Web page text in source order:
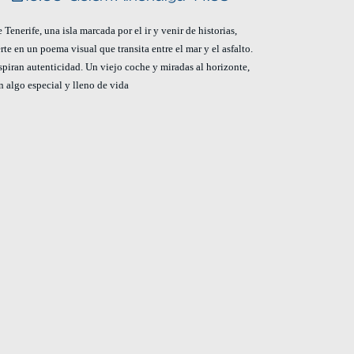
una isla marcada por el ir y venir de historias,
en un poema visual que transita entre el mar y el asfalto.
autenticidad. Un viejo coche y miradas al horizonte,
algo especial y lleno de vida